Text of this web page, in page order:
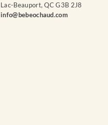
Lac-Beauport, QC G3B 2J8
info@bebeochaud.com